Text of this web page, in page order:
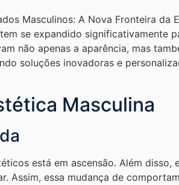
se expandido significativamente
não apenas a aparência, mas
soluções inovadoras e
Masculina
está em ascensão. Além
Assim, essa mudança de